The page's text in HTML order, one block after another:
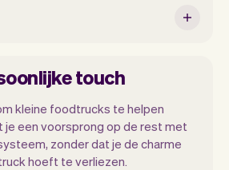
touch
kleine foodtrucks te helpen
je een voorsprong op de rest met
zonder dat je de charme
hoeft te verliezen.